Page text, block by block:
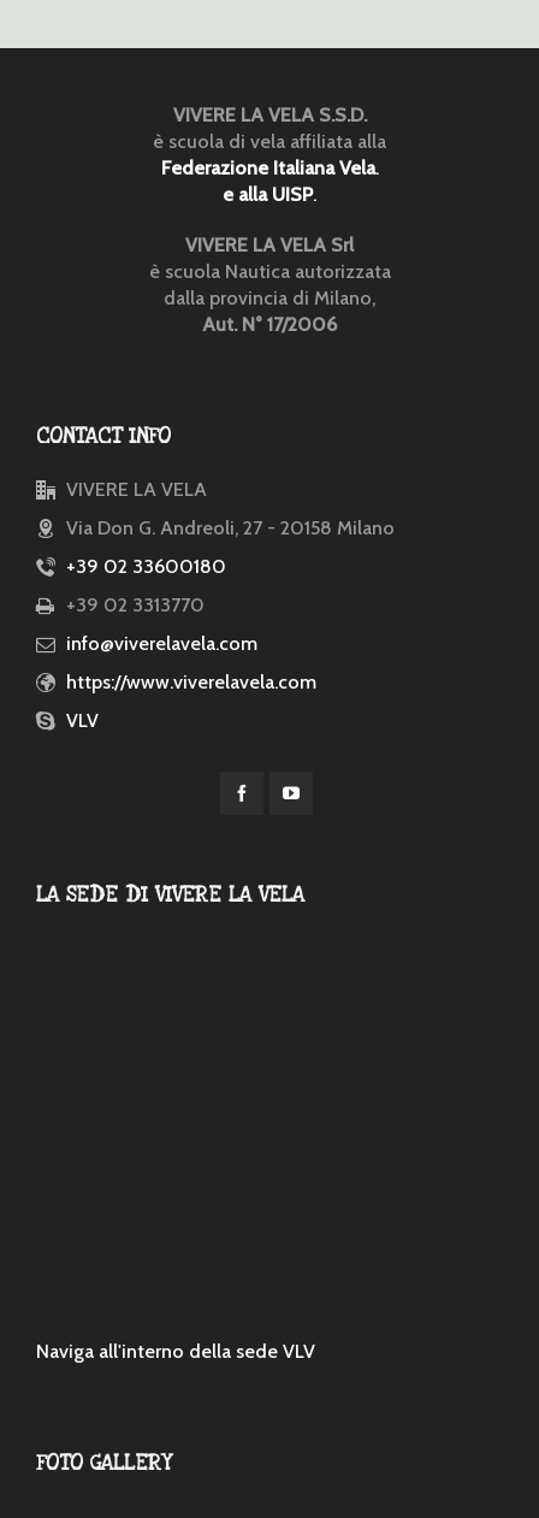
VIVERE LA VELA S.S.D.
è scuola di vela affiliata alla
Federazione Italiana Vela.
e alla UISP.
VIVERE LA VELA Srl
è scuola Nautica autorizzata
dalla provincia di Milano,
Aut. N° 17/2006
CONTACT INFO
VIVERE LA VELA
Via Don G. Andreoli, 27 - 20158 Milano
+39 02 33600180
+39 02 3313770
info@viverelavela.com
https://www.viverelavela.com
VLV
LA SEDE DI VIVERE LA VELA
Naviga all'interno della sede VLV
FOTO GALLERY